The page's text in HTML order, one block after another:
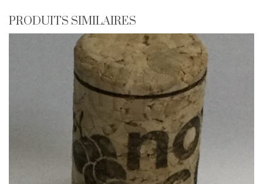
PRODUITS SIMILAIRES